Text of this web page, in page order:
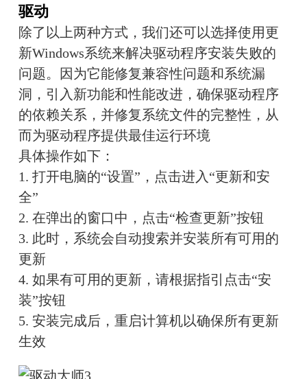
驱动
除了以上两种方式，我们还可以选择使用更
新Windows系统来解决驱动程序安装失败的
问题。因为它能修复兼容性问题和系统漏
洞，引入新功能和性能改进，确保驱动程序
的依赖关系，并修复系统文件的完整性，从
而为驱动程序提供最佳运行环境
具体操作如下：
1. 打开电脑的“设置”，点击进入“更新和安
全”
2. 在弹出的窗口中，点击“检查更新”按钮
3. 此时，系统会自动搜索并安装所有可用的
更新
4. 如果有可用的更新，请根据指引点击“安
装”按钮
5. 安装完成后，重启计算机以确保所有更新
生效